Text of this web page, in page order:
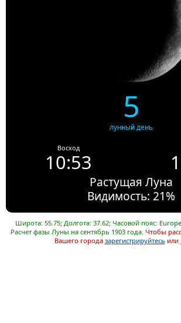
5
лунный день
Восход
10:53
Растущая Луна
Видимость: 21%
Широта: 55.75; Долгота: 37.62; Часовой пояс:
Расчет фазы Луны на сентябрь 1903 года. Чтобы
Вашего города зарегистрируйтесь или